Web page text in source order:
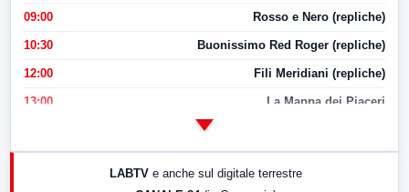
09:00 Rosso e Nero (repliche)
10:30 Buonissimo Red Roger (repliche)
12:00 Fili Meridiani (repliche)
13:00 La Mappa dei Piaceri
LABTV e anche sul digitale terrestre